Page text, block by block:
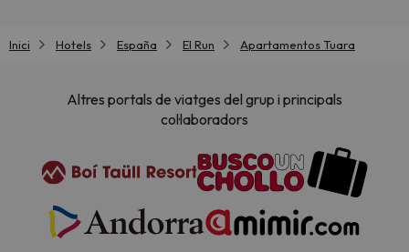
Inici Hotels España El Run Apartamentos Tuara
Altres portals de viatges del grup i principals
col·laboradors